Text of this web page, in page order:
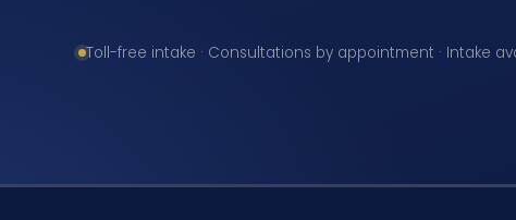
Toll-free intake · Consultations by appointment · Intake